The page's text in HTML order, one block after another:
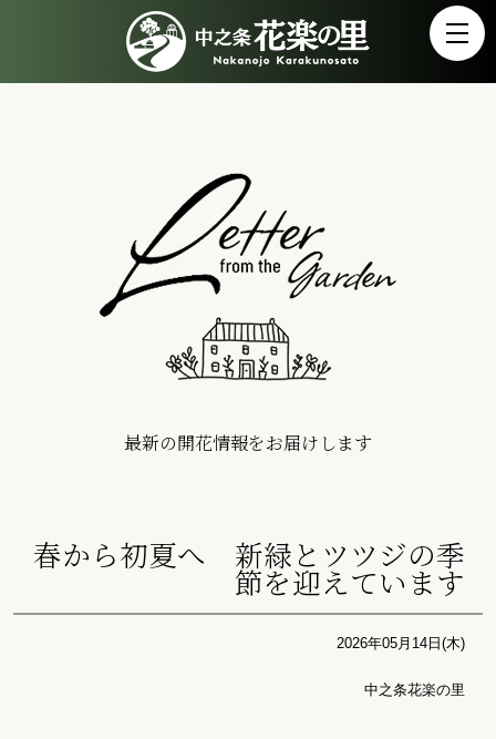
最新の開花情報をお届けします
春から初夏へ 新緑とツツジの季
節を迎えています
2026年05月14日(木)
中之条花楽の里